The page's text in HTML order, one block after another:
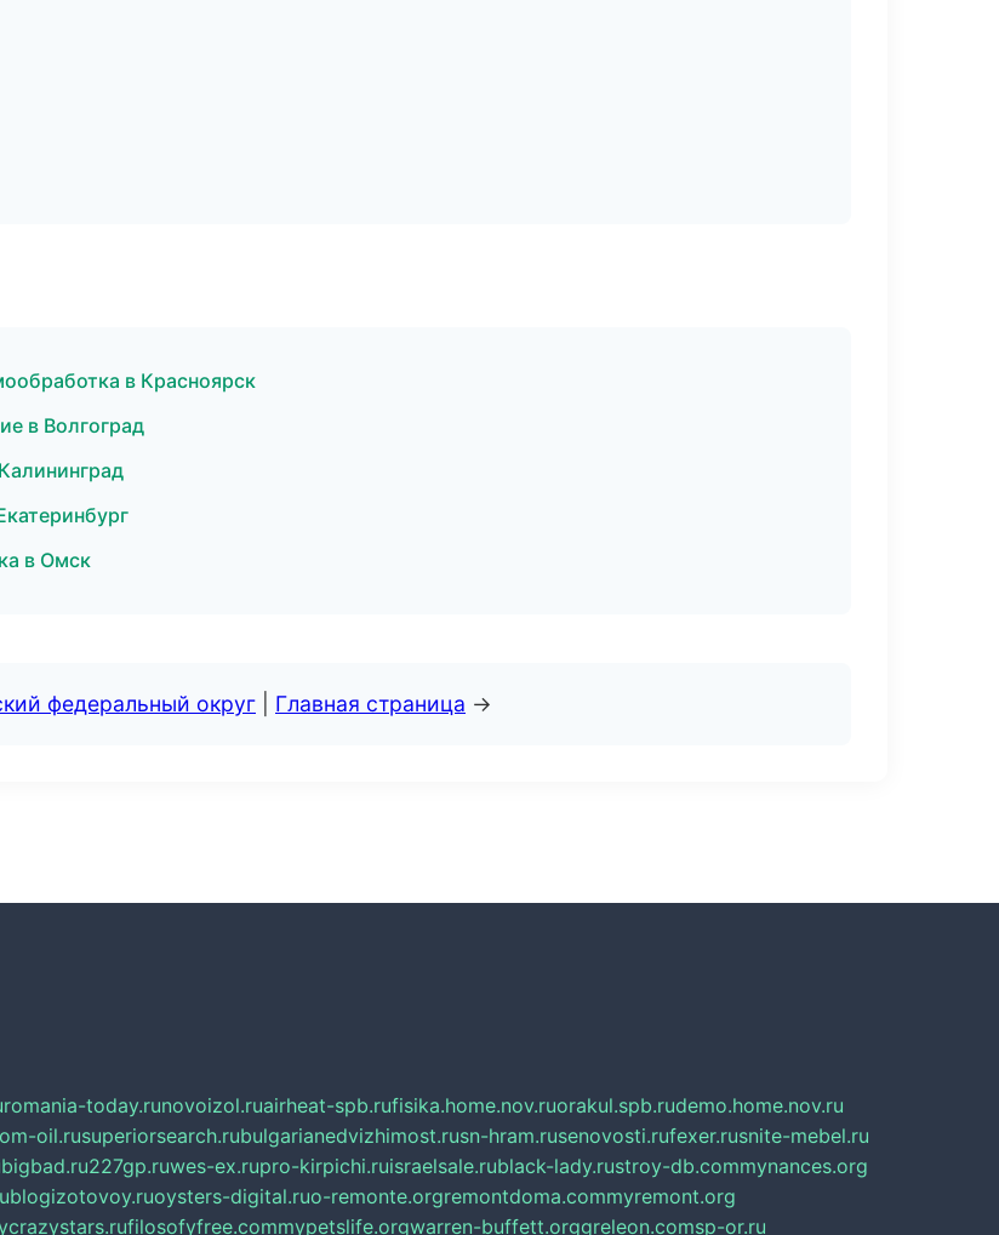
в Красноярск
в Волгоград
в Омск
федеральный округ Главная страница →
romania-today.runovoizol.ruairheat-spb.rufisika.home.nov.ruorakul.spb.rudemo.home.nov.ru
oil.rusuperiorsearch.rubulgarianedvizhimost.rusn-hram.rusenovosti.rufexer.rusnite-mebel.ru
bigbad.ru227gp.ruwes-ex.rupro-kirpichi.ruisraelsale.rublack-lady.rustroy-db.commynances.org
blogizotovoy.ruoysters-digital.ruo-remonte.orgremontdoma.commyremont.org
filosofyfree.commypetslife.orgwarren-buffett.orggreleon.comsp-or.ru